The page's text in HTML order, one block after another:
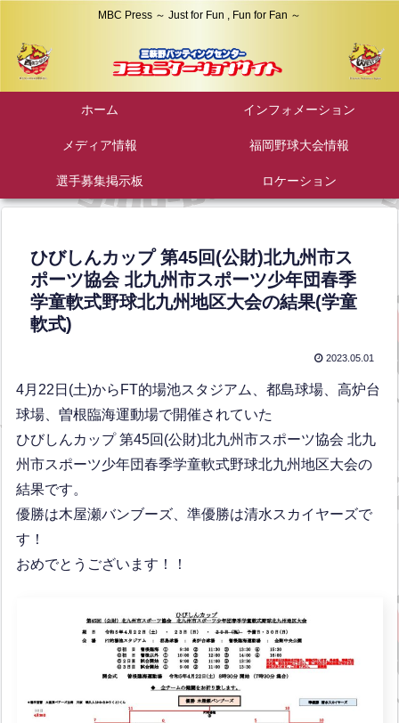
MBC Press ～ Just for Fun , Fun for Fan ～
ホーム インフォメーション
メディア情報 福岡野球大会情報
選手募集掲示板 ロケーション
ひびしんカップ 第45回(公財)北九州市ス
ポーツ協会 北九州市スポーツ少年団春季
学童軟式野球北九州地区大会の結果(学童
軟式)
2023.05.01
4月22日(土)からFT的場池スタジアム、都島球場、高炉台
球場、曽根臨海運動場で開催されていた
ひびしんカップ 第45回(公財)北九州市スポーツ協会 北九
州市スポーツ少年団春季学童軟式野球北九州地区大会の
結果です。
優勝は木屋瀬バンブーズ、準優勝は清水スカイヤーズで
す！
おめでとうございます！！